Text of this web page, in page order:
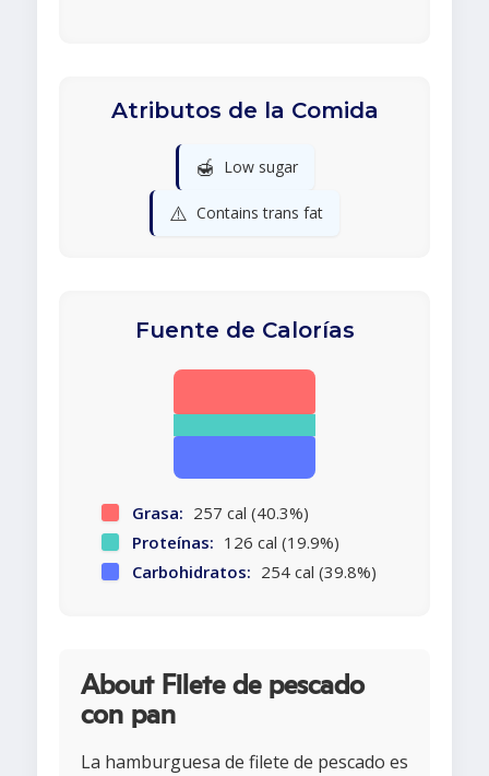
Atributos de la Comida
🍯 Low sugar
⚠️ Contains trans fat
Fuente de Calorías
Grasa: 257 cal (40.3%)
Proteínas: 126 cal (19.9%)
Carbohidratos: 254 cal (39.8%)
About Filete de pescado
con pan
La hamburguesa de filete de pescado es